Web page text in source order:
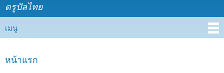
ดรูปัลไทย
Main menu
เมนู
คุณอยู่ที่นี่
หน้าแรก